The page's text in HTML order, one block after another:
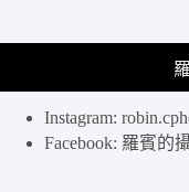
山
立
公
園
Instagram:
Facebook: 羅賓的